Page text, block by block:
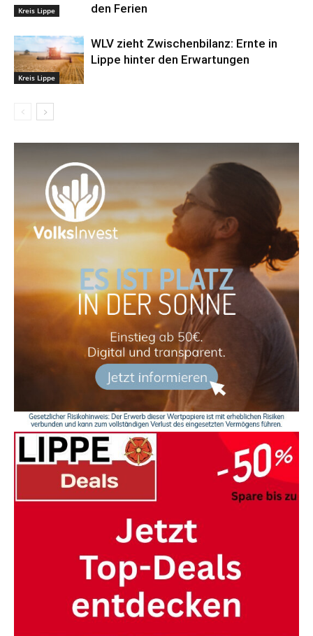
Kreis Lippe
den Ferien
Kreis Lippe
WLV zieht Zwischenbilanz: Ernte in
Lippe hinter den Erwartungen